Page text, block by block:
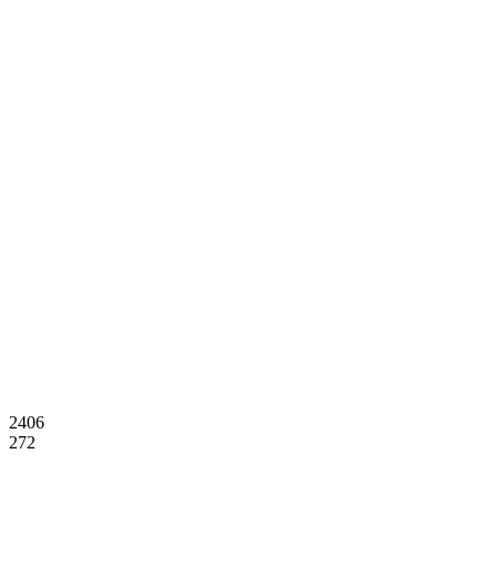
2406
272